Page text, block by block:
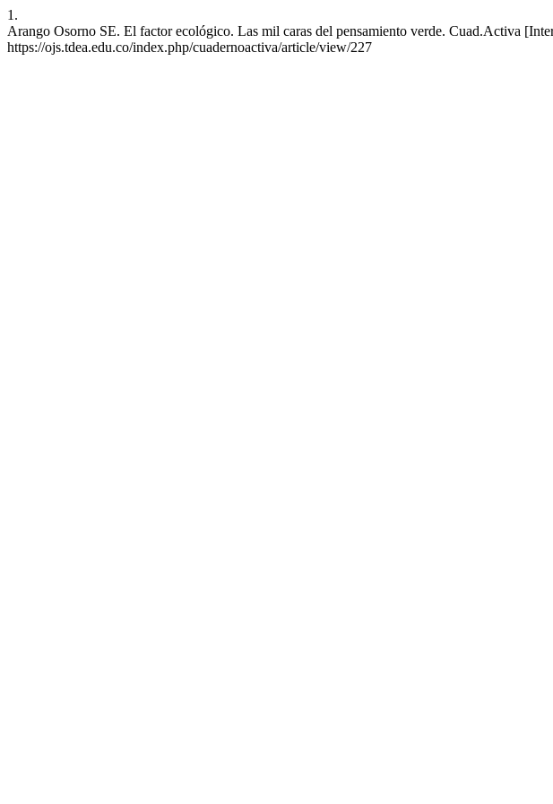
1.
Arango Osorno SE. El factor ecológico. Las mil caras del pensamiento verde. Cuad.Activa
https://ojs.tdea.edu.co/index.php/cuadernoactiva/article/view/227